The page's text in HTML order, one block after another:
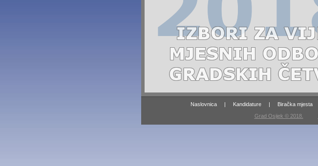
Naslovnica | Kandidature | Biračka mjesta
Grad Osijek © 2018.